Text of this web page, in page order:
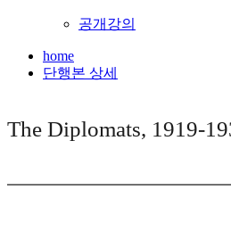
공개강의
home
단행본 상세
The Diplomats, 1919-